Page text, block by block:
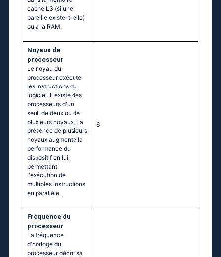
cache L3 (si une
pareille existe-t-elle)
ou à la RAM.
Noyaux de
processeur
Le noyau du
processeur exécute
les instructions du
logiciel. Il existe des
processeurs d'un
seul, de deux ou de
plusieurs noyaux. La
présence de plusieurs
noyaux augmente la
performance du
dispositif en lui
permettant
l'exécution de
multiples instructions
en parallèle.
6
Fréquence du
processeur
La fréquence
d'horloge du
processeur décrit sa